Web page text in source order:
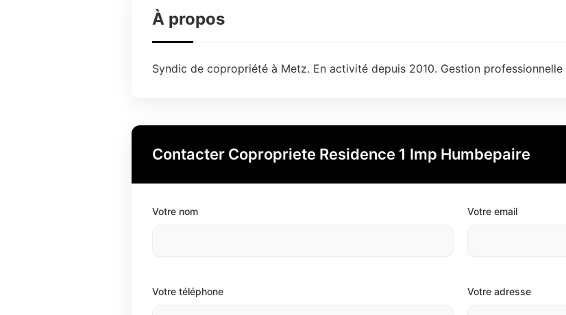
À propos
Syndic de copropriété à Metz. En activité depuis 2010. Gestion
Contacter Copropriete Residence 1 Imp Humbepaire
Votre nom Votre email
Votre téléphone Votre adresse